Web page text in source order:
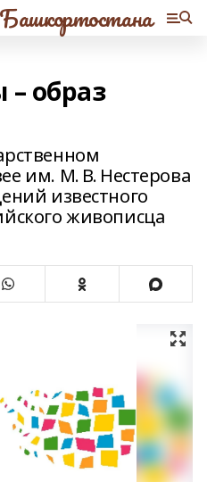
образ
им. М. В. Нестерова
известного
живописца